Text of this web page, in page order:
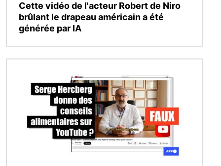
Cette vidéo de l'acteur Robert de Niro
brûlant le drapeau américain a été
générée par IA